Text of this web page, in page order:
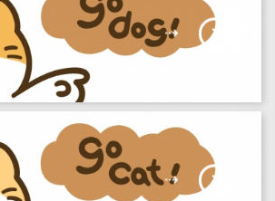
⇢
⇢